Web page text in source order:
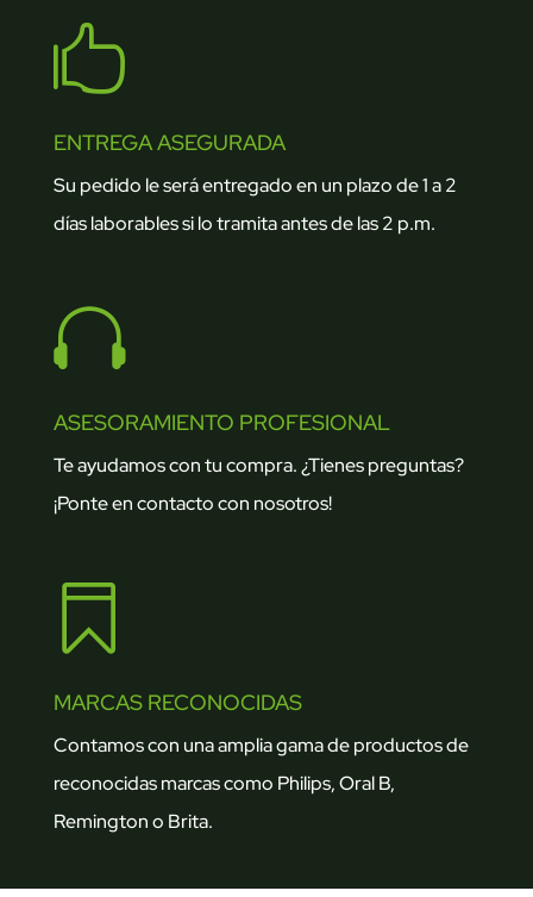

ENTREGA ASEGURADA
Su pedido le será entregado en un plazo de 1 a 2
días laborables si lo tramita antes de las 2 p.m.

ASESORAMIENTO PROFESIONAL
Te ayudamos con tu compra. ¿Tienes preguntas?
¡Ponte en contacto con nosotros!

MARCAS RECONOCIDAS
Contamos con una amplia gama de productos de
reconocidas marcas como Philips, Oral B,
Remington o Brita.